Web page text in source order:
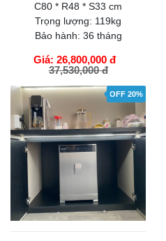
C80 * R48 * S33 cm
Trọng lượng: 119kg
Bảo hành: 36 tháng
Giá: 26,800,000 đ
37,530,000 đ
GIỎ HÀNG
OFF 20%